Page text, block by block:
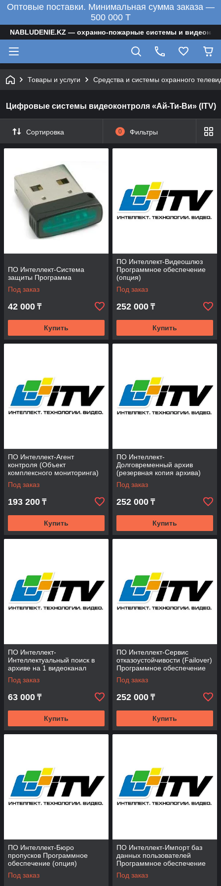
Оптовые поставки. Минимальная сумма заказа —
500 000 T
NABLUDENIE.KZ — охранно-пожарные системы и
Товары и услуги Средства и системы охранного
Цифровые системы видеоконтроля «Ай-Ти-Ви» (ITV)
Сортировка 0 Фильтры
ПО Интеллект-Система
защиты Программа
Под заказ
42 000 ₸
Купить
ПО Интеллект-Видеошлюз
Программное обеспечение
(опция)
Под заказ
252 000 ₸
Купить
ПО Интеллект-Агент
контроля (Объект
комплексного мониторинга)
Программное обеспечение
(опция)
Под заказ
193 200 ₸
Купить
ПО Интеллект-
Долговременный архив
(резервная копия архива)
Программное обеспечение
(опция)
Под заказ
252 000 ₸
Купить
ПО Интеллект-
Интеллектуальный поиск в
архиве на 1 видеоканал
Программное обеспечение
(опция)
Под заказ
63 000 ₸
Купить
ПО Интеллект-Сервис
отказоустойчивости (Failover)
Программное обеспечение
(опция)
Под заказ
252 000 ₸
Купить
ПО Интеллект-Бюро
пропусков Программное
обеспечение (опция)
Под заказ
ПО Интеллект-Импорт баз
данных пользователей
Программное обеспечение
(опция)
Под заказ